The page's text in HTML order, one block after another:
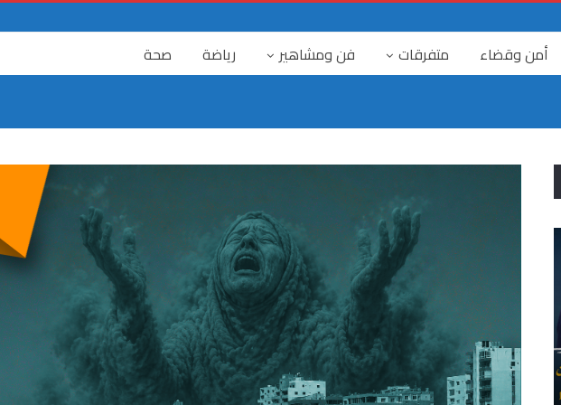
أمن وقضاء متفرقات فن ومشاهير رياضة صحة
٤ آب
مرفأ بيروت : جريمة